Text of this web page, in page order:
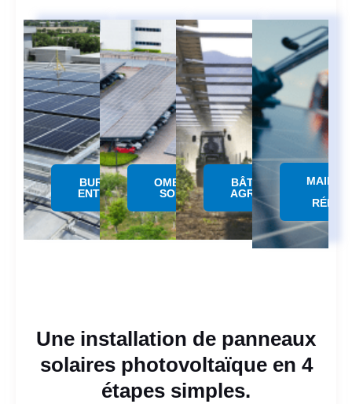
BUREAUX &
ENTREPÔTS
OMBRIERE
SOLAIRE
BÂTIMENTS
AGRICOLES
Une installation de panneaux
solaires photovoltaïque en 4
étapes simples.